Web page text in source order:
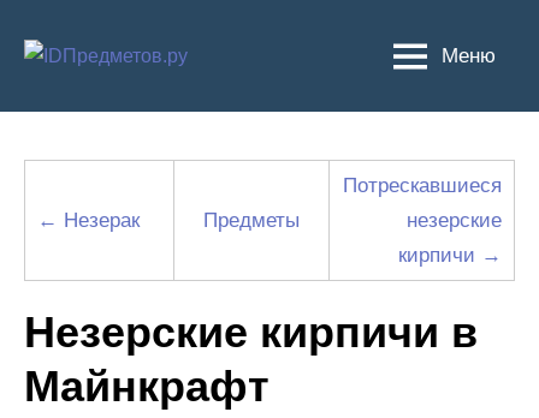
Меню
← Незерак Предметы
Потрескавшиеся
незерские
кирпичи →
Незерские кирпичи в
Майнкрафт